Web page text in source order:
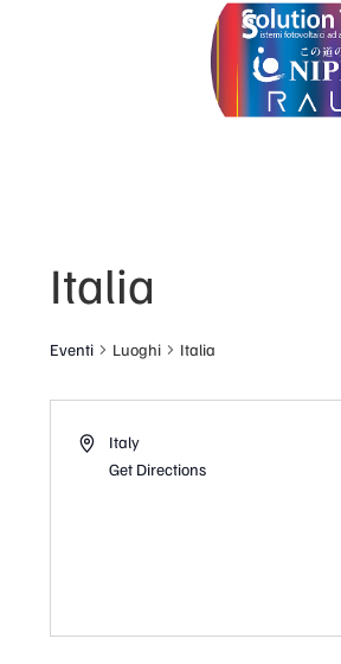
Italia
Eventi Luoghi Italia
Italy
Get Directions